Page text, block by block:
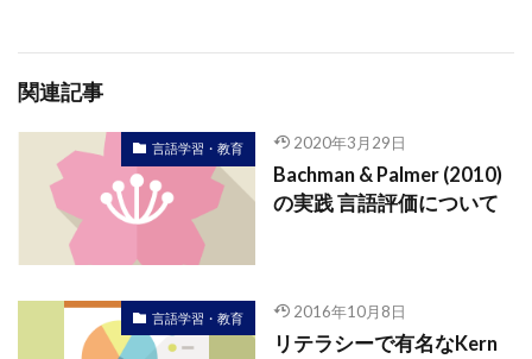
関連記事
言語学習・教育 2020年3月29日
Bachman & Palmer (2010)
の実践 言語評価について
言語学習・教育 2016年10月8日
リテラシーで有名なKern